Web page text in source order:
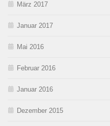
März 2017
Januar 2017
Mai 2016
Februar 2016
Januar 2016
Dezember 2015